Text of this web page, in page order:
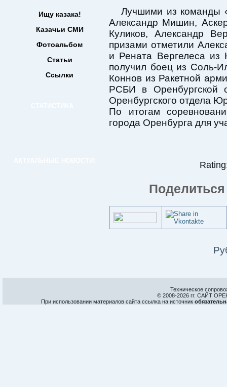
Ищу казака!
Казачьи СМИ
Фотоальбом
Статьи
Ссылки
Лучшими из команды
Александр Мишин,
Куликов, Александр
призами отметили
и Рената Вергелеса из
получил боец из Соль-
Коннов из Ракетной
РСБИ в Оренбургской
Оренбургского отдела
По итогам
города Оренбурга для
Техническое
© 2008-2026 гг. САЙТ
При использовании материалов сайта ссылка на источник